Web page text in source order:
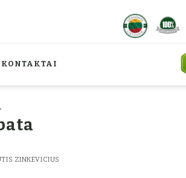
KONTAKTAI
ZINKEVICIUS